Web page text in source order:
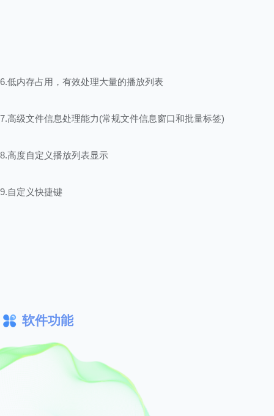
6.低内存占用，有效处理大量的播放列表
7.高级文件信息处理能力(常规文件信息窗口和批量标签)
8.高度自定义播放列表显示
9.自定义快捷键
软件功能